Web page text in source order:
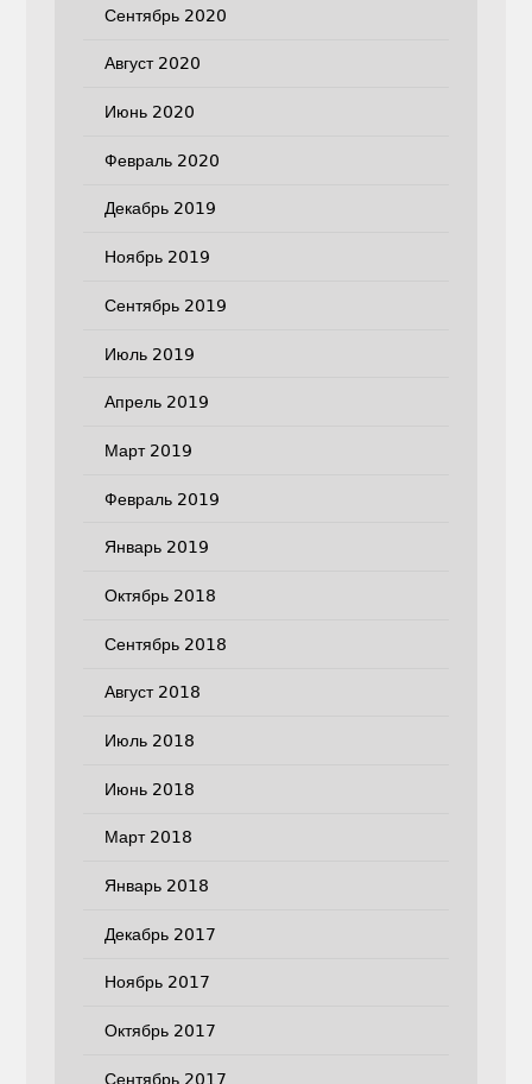
Сентябрь 2020
Август 2020
Июнь 2020
Февраль 2020
Декабрь 2019
Ноябрь 2019
Сентябрь 2019
Июль 2019
Апрель 2019
Март 2019
Февраль 2019
Январь 2019
Октябрь 2018
Сентябрь 2018
Август 2018
Июль 2018
Июнь 2018
Март 2018
Январь 2018
Декабрь 2017
Ноябрь 2017
Октябрь 2017
Сентябрь 2017